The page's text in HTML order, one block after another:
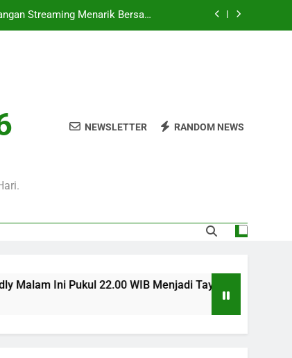
20.00 WIB Bersama Jalalive
WIB Tersaji di Jalalive Dengan
Streaming Menarik Bersama
Jalalive Untuk Pecinta Sepak Bola
20.00 WIB Bersama Jalalive
Keseruan Laga Pramusim
Dan Perjalanan Kedua Tim
NEWSLETTER RANDOM NEWS
WIB Menjadi Tayangan Streaming Menarik